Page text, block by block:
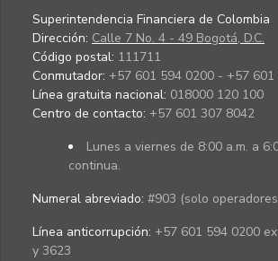
Superintendencia Financiera de Colombia
Dirección: Calle 7 No. 4 - 49 Bogotá, D.C.
Código postal: 111711
Conmutador: +57 601 594 0200 - +57
Línea gratuita nacional: 018000 120 100
Centro de contacto: +57 601 307 8042
Lunes a viernes de 8:00 a.m. a
continua.
Numeral abreviado: #903 (solo
Línea anticorrupción: +57 601 594 0200
y 3623